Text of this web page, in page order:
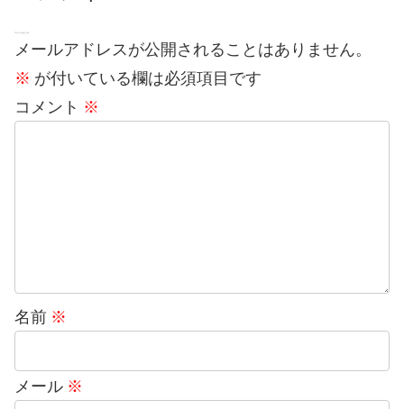
コメントをどうぞ
メールアドレスが公開されることはありません。
※ が付いている欄は必須項目です
コメント ※
名前※
メール※